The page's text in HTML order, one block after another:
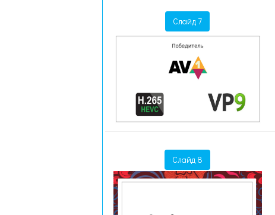
Слайд 7
Слайд 8